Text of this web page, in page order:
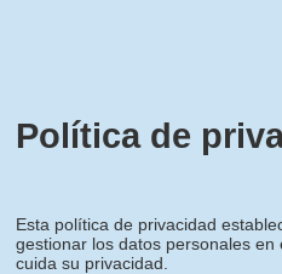
Política de
Esta política de privacidad
gestionar los datos personales
cuida su privacidad.